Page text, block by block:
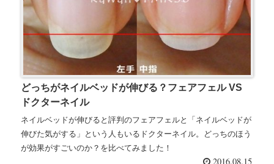
どっちがネイルベッドが伸びる？フェアフェル VS
ドクターネイル
ネイルベッドが伸びると評判のフェアフェルと「ネイルベッドが
伸びた気がする」という人もいるドクターネイル。どっちのほう
が効果がすごいのか？を比べてみました！
2016.08.15